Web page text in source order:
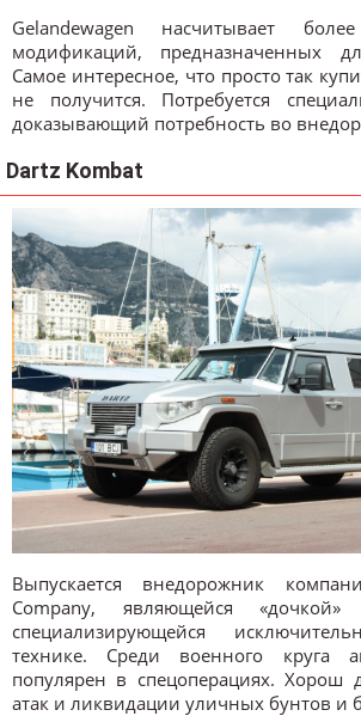
Gelandewagen насчитывает
модификаций, предназначенных
Самое интересное, что просто так
не получится. Потребуется
доказывающий потребность во
Dartz Kombat
Выпускается внедорожник
Company, являющейся
специализирующейся
технике. Среди военного круга
популярен в спецоперациях. Хорош
атак и ликвидации уличных бунтов и